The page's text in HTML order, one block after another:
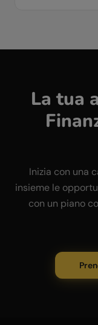
La tua
Inizia con una
insieme le
con un piano